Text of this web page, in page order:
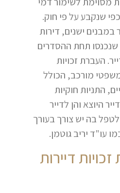
שנקבע על פי חוק.
במבנים ישנים, דירות
שנכנסו תחת ההסדרים
העברת זכויות
משפטי מורכב, הכולל
התניות חוקיות
היוצא והן לדייר
בה יש צורך בעורך
עו"ד יריב גוטמן.
דיירות